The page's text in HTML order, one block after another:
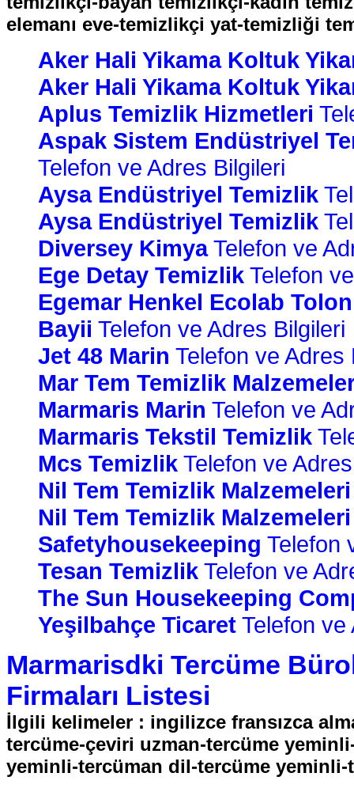
elemanı eve-temizlikçi yat-temizliği
Aker Hali Yikama Koltuk
Aker Hali Yikama Koltuk
Aplus Temizlik Hizmetleri
Aspak Sistem Endüstriyel
Telefon ve Adres Bilgileri
Aysa Endüstriyel Temizlik
Aysa Endüstriyel Temizlik
Diversey KimyaTelefon ve
Ege Detay Temizlik Telefon
Egemar Henkel Ecolab
Bayii Telefon ve Adres Bilgileri
Jet 48 Marin Telefon ve Adres
Mar Tem Temizlik
Marmaris Marin Telefon ve
Marmaris Tekstil Temizlik
Mcs Temizlik Telefon ve
Nil Tem Temizlik Malzemeleri
Nil Tem Temizlik Malzemeleri
Safetyhousekeeping Telefon
Tesan Temizlik Telefon ve
The Sun Housekeeping
Yeşilbahçe Ticaret Telefon ve
Marmarisdki Tercüme
Firmaları Listesi
İlgili kelimeler : ingilizce fransızca
tercüme-çeviri uzman-tercüme
yeminli-tercüman dil-tercüme